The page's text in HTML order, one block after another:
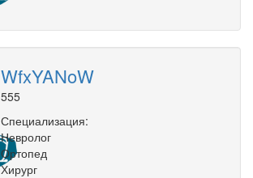
WfxYANoW
555
Специализация:
Невролог
Ортопед
Хирург